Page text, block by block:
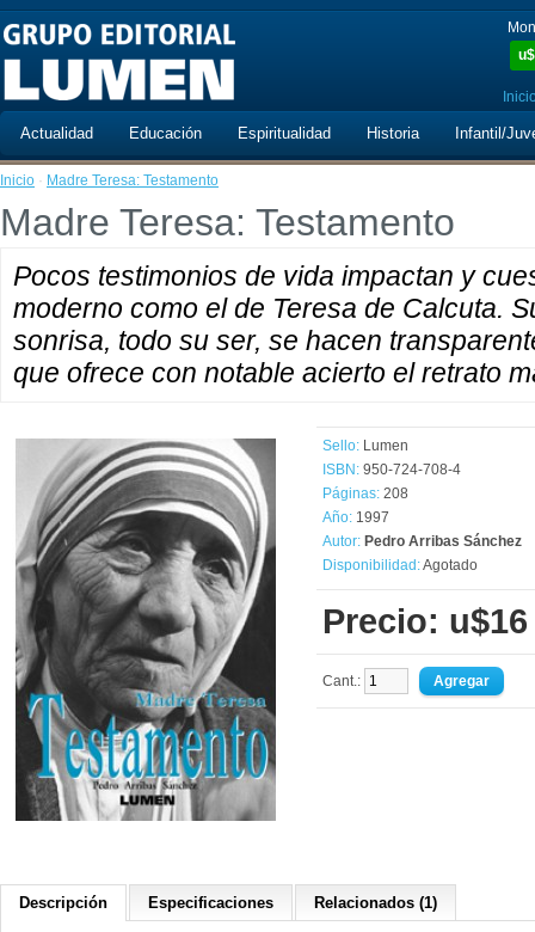
u$
Actualidad Educación Espiritualidad Historia Infantil/
Inicio · Madre Teresa: Testamento
Madre Teresa: Testamento
Pocos testimonios de vida impactan y
moderno como el de Teresa de Calcuta.
sonrisa, todo su ser, se hacen
que ofrece con notable acierto el retrato
Sello: Lumen
ISBN: 950-724-708-4
Páginas: 208
Año: 1997
Autor: Pedro Arribas Sánchez
Disponibilidad:Agotado
Precio: u$16
Cant.:
Descripción Especificaciones Relacionados (1)